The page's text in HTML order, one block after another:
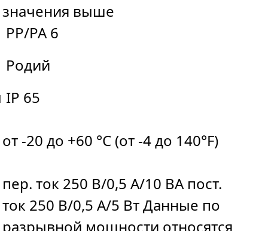
значения выше
PP/PA 6
Родий
IP 65
от -20 до +60 °C (от -4 до 140°F)
пер. ток 250 В/0,5 A/10 ВA пост.
ток 250 В/0,5 A/5 Вт Данные по
разрывной мощности относятся